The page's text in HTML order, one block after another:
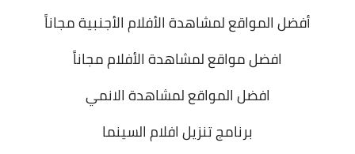
أفضل المواقع لمشاهدة الأفلام الأجنبية مجاناً
افضل مواقع لمشاهدة الأفلام مجاناً
افضل المواقع لمشاهدة الانمي
برنامج تنزيل افلام السينما